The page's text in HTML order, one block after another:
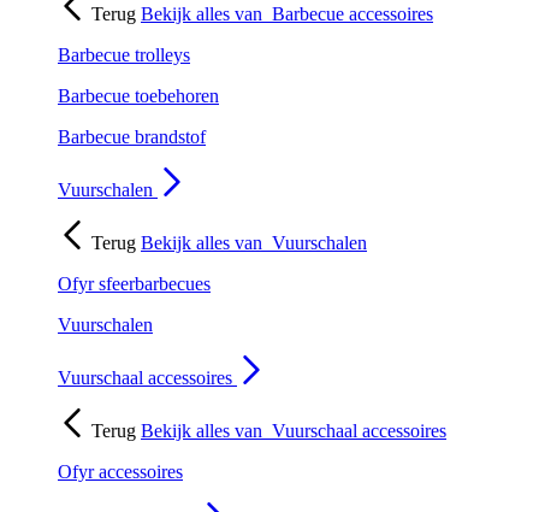
Terug Bekijk alles van Barbecue accessoires
Barbecue trolleys
Barbecue toebehoren
Barbecue brandstof
Vuurschalen
Terug Bekijk alles van Vuurschalen
Ofyr sfeerbarbecues
Vuurschalen
Vuurschaal accessoires
Terug Bekijk alles van Vuurschaal accessoires
Ofyr accessoires